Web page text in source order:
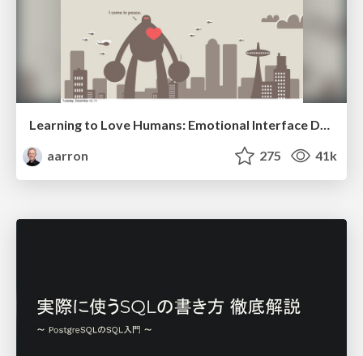
Learning to Love Humans: Emotional Interface Design
aarron
275 41k